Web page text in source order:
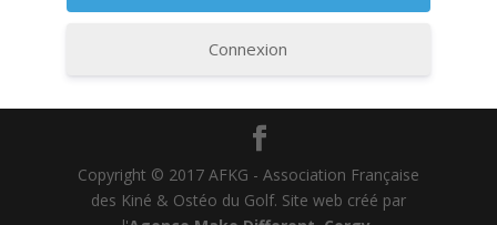
Connexion
Copyright © 2017 AFKG - Association Française
des Kiné & Ostéo du Golf. Site web créé par